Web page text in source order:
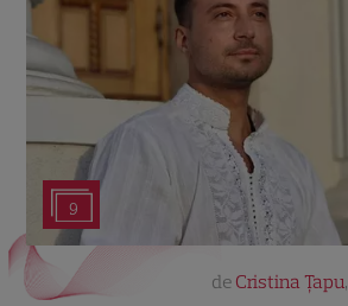
9
de Cristina Țapu,